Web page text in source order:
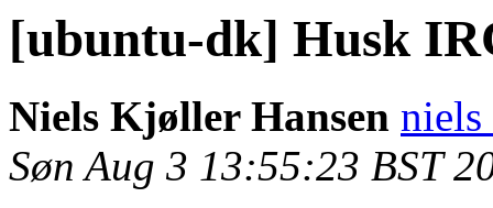
[ubuntu-dk] Husk
Niels Kjøller Hansen
Søn Aug 3 13:55:23 BST